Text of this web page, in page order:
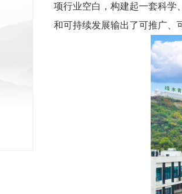
项行业空白 ， 构建起一套科学
和可持续发展输出了可推广、